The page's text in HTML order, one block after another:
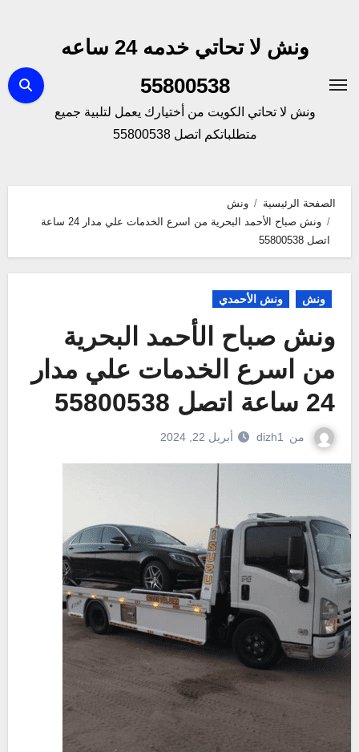
ونش لا تحاتي خدمه 24 ساعه
55800538
ونش لا تحاتي الكويت من أختيارك يعمل لتلبية جميع
متطلباتكم اتصل 55800538
الصفحة الرئيسية
ونش
ونش صباح الأحمد البحرية من اسرع الخدمات علي مدار 24 ساعة
اتصل 55800538
ونش ونش الأحمدي
ونش صباح الأحمد البحرية
من اسرع الخدمات علي مدار
24 ساعة اتصل 55800538
من dizh1 أبريل 22, 2024